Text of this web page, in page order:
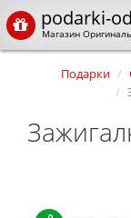
podarki-
Магазин
Подарки